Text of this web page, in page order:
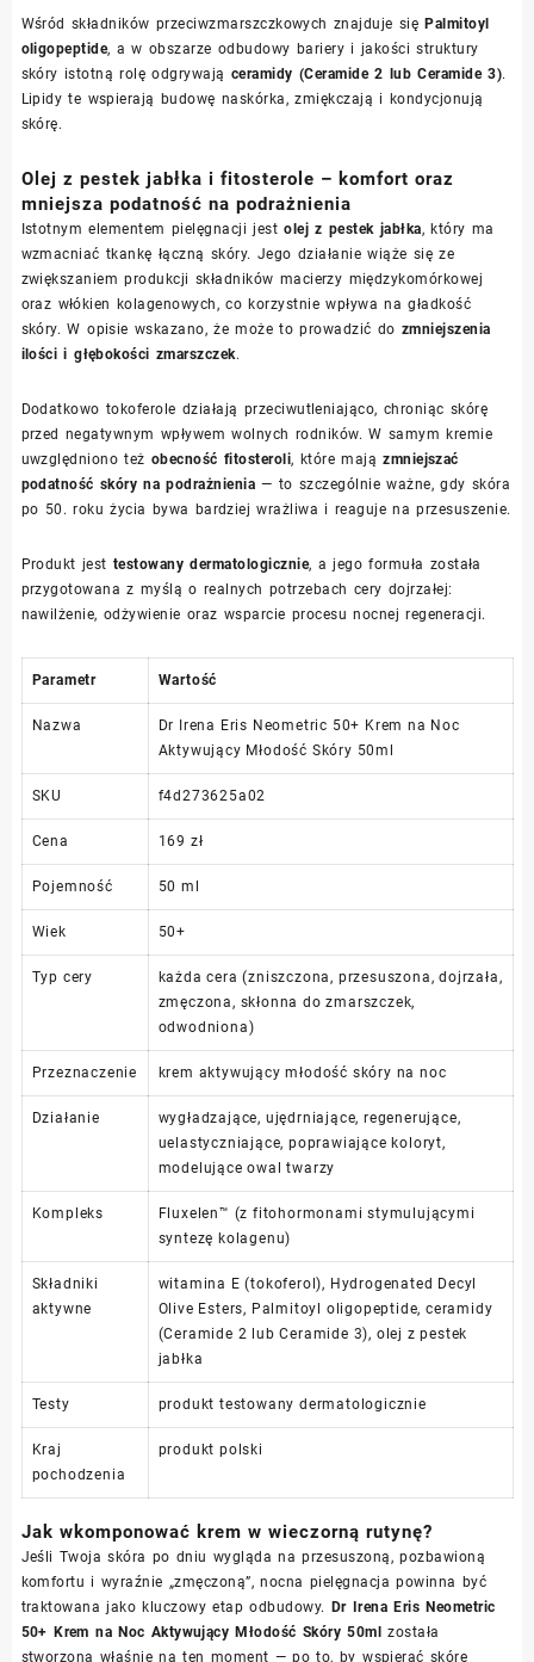
Wśród składników przeciwzmarszczkowych znajduje się Palmitoyl
oligopeptide, a w obszarze odbudowy bariery i jakości struktury
skóry istotną rolę odgrywają ceramidy (Ceramide 2 lub Ceramide 3).
Lipidy te wspierają budowę naskórka, zmiękczają i kondycjonują
skórę.
Olej z pestek jabłka i fitosterole – komfort oraz
mniejsza podatność na podrażnienia
Istotnym elementem pielęgnacji jestolej z pestek jabłka, który ma
wzmacniać tkankę łączną skóry. Jego działanie wiąże się ze
zwiększaniem produkcji składników macierzy międzykomórkowej
oraz włókien kolagenowych, co korzystnie wpływa na gładkość
skóry. W opisie wskazano, że może to prowadzić do zmniejszenia
ilości i głębokości zmarszczek.
Dodatkowo tokoferole działają przeciwutleniająco, chroniąc skórę
przed negatywnym wpływem wolnych rodników. W samym kremie
uwzględniono też obecność fitosteroli, które majązmniejszać
podatność skóry na podrażnienia — to szczególnie ważne, gdy skóra
po 50. roku życia bywa bardziej wrażliwa i reaguje na przesuszenie.
Produkt jest testowany dermatologicznie, a jego formuła została
przygotowana z myślą o realnych potrzebach cery dojrzałej:
nawilżenie, odżywienie oraz wsparcie procesu nocnej regeneracji.
Parametr Wartość
Nazwa
Dr Irena Eris Neometric 50+ Krem na Noc
Aktywujący Młodość Skóry 50ml
SKU f4d273625a02
Cena 169 zł
Pojemność 50 ml
Wiek 50+
Typ cery
każda cera (zniszczona, przesuszona, dojrzała,
zmęczona, skłonna do zmarszczek,
odwodniona)
Przeznaczenie krem aktywujący młodość skóry na noc
Działanie
wygładzające, ujędrniające, regenerujące,
uelastyczniające, poprawiające koloryt,
modelujące owal twarzy
Kompleks
Fluxelen™ (z fitohormonami stymulującymi
syntezę kolagenu)
Składniki
aktywne
witamina E (tokoferol), Hydrogenated Decyl
Olive Esters, Palmitoyl oligopeptide, ceramidy
(Ceramide 2 lub Ceramide 3), olej z pestek
jabłka
Testy produkt testowany dermatologicznie
Kraj
pochodzenia
produkt polski
Jak wkomponować krem w wieczorną rutynę?
Jeśli Twoja skóra po dniu wygląda na przesuszoną, pozbawioną
komfortu i wyraźnie „zmęczoną”, nocna pielęgnacja powinna być
traktowana jako kluczowy etap odbudowy.
Dr Irena Eris Neometric
50+ Krem na Noc Aktywujący Młodość Skóry 50ml
została
stworzona właśnie na ten moment — po to, by wspierać skórę